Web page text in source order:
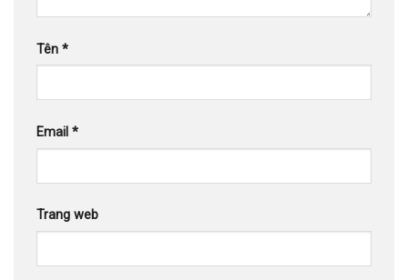
Tên *
Email *
Trang web